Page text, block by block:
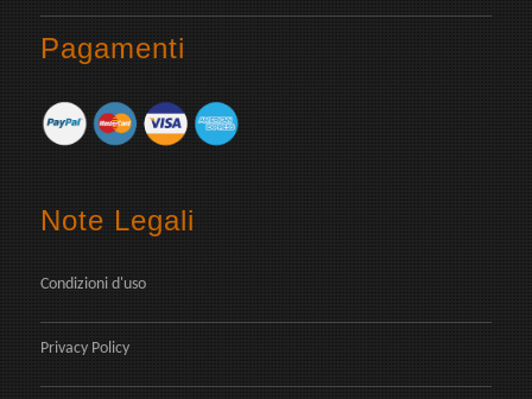
Pagamenti
Note Legali
Condizioni d'uso
Privacy Policy